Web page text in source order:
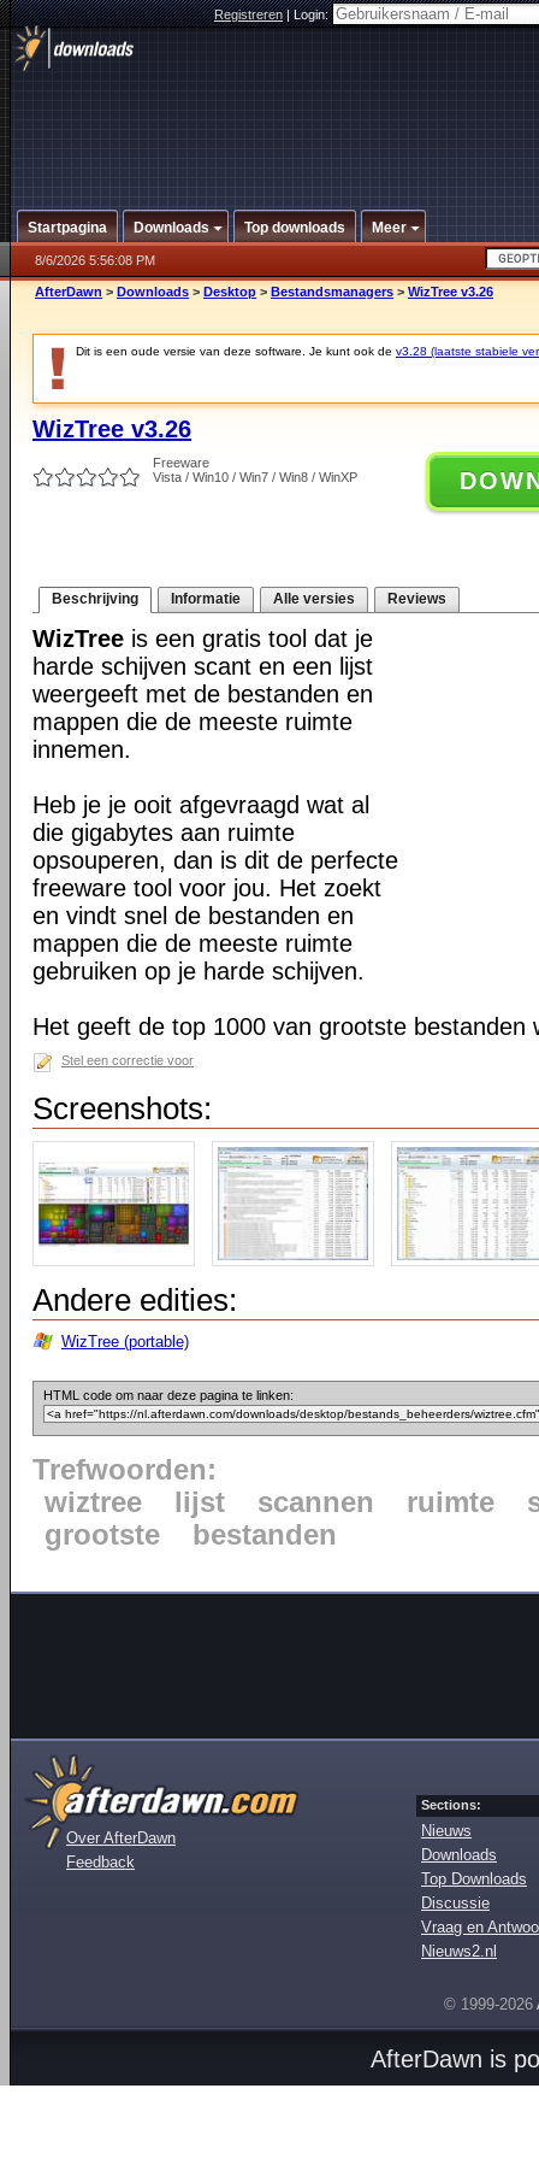
Registreren|Login:
Startpagina Downloads Top downloads Meer
8/6/2026 5:56:08 PM
AfterDawn > Downloads > Desktop > Bestandsmanagers > WizTree v3.26
Dit is een oude versie van deze software. Je kunt ook de v3.28 (laatste stabiele
WizTree v3.26
Freeware
Vista / Win10 / Win7 / Win8 / WinXP
Beschrijving Informatie Alle versies Reviews
WizTree is een gratis tool dat je
harde schijven scant en een lijst
weergeeft met de bestanden en
mappen die de meeste ruimte
innemen.
Heb je je ooit afgevraagd wat al
die gigabytes aan ruimte
opsouperen, dan is dit de perfecte
freeware tool voor jou. Het zoekt
en vindt snel de bestanden en
mappen die de meeste ruimte
gebruiken op je harde schijven.
Het geeft de top 1000 van grootste bestanden
Stel een correctie voor
Screenshots:
Andere edities:
WizTree (portable)
HTML code om naar deze pagina te linken:
Trefwoorden:
wiztree
lijst scannen ruimte
grootste
bestanden
Over AfterDawn
Feedback
Sections:
Nieuws
Downloads
Top Downloads
Discussie
Vraag en
Nieuws2.nl
© 1999-2026
AfterDawn is